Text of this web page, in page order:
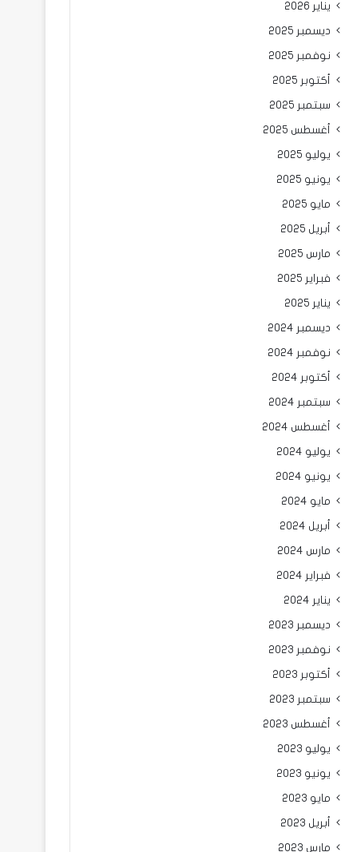
يناير 2026
ديسمبر 2025
نوفمبر 2025
أكتوبر 2025
سبتمبر 2025
أغسطس 2025
يوليو 2025
يونيو 2025
مايو 2025
أبريل 2025
مارس 2025
فبراير 2025
يناير 2025
ديسمبر 2024
نوفمبر 2024
أكتوبر 2024
سبتمبر 2024
أغسطس 2024
يوليو 2024
يونيو 2024
مايو 2024
أبريل 2024
مارس 2024
فبراير 2024
يناير 2024
ديسمبر 2023
نوفمبر 2023
أكتوبر 2023
سبتمبر 2023
أغسطس 2023
يوليو 2023
يونيو 2023
مايو 2023
أبريل 2023
مارس 2023